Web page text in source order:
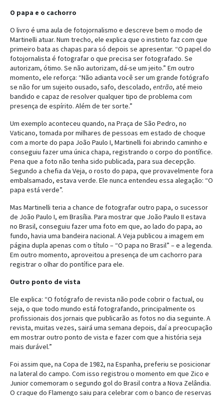
O papa e o cachorro
O livro é uma aula de fotojornalismo e descreve bem o modo de
Martinelli atuar. Num trecho, ele explica que o instinto faz com que
primeiro bata as chapas para só depois se apresentar. “O papel do
fotojornalista é fotografar o que precisa ser fotografado. Se
autorizam, ótimo. Se não autorizam, dá-se um jeito.” Em outro
momento, ele reforça: “Não adianta você ser um grande fotógrafo
se não for um sujeito ousado, safo, descolado, entrão, até meio
bandido e capaz de resolver qualquer tipo de problema com
presença de espírito. Além de ter sorte.”
Um exemplo aconteceu quando, na Praça de São Pedro, no
Vaticano, tomada por milhares de pessoas em estado de choque
com a morte do papa João Paulo I, Martinelli foi abrindo caminho e
conseguiu fazer uma única chapa, registrando o corpo do pontífice.
Pena que a foto não tenha sido publicada, para sua decepção.
Segundo a chefia da Veja, o rosto do papa, que provavelmente fora
embalsamado, estava verde. Ele nunca entendeu essa alegação: “O
papa está verde”.
Mas Martinelli teria a chance de fotografar outro papa, o sucessor
de João Paulo I, em Brasília. Para mostrar que João Paulo II estava
no Brasil, conseguiu fazer uma foto em que, ao lado do papa, ao
fundo, havia uma bandeira nacional. A Veja publicou a imagem em
página dupla apenas com o título – “O papa no Brasil” – e a legenda.
Em outro momento, aproveitou a presença de um cachorro para
registrar o olhar do pontífice para ele.
Outro ponto de vista
Ele explica: “O fotógrafo de revista não pode cobrir o factual, ou
seja, o que todo mundo está fotografando, principalmente os
profissionais dos jornais que publicarão as fotos no dia seguinte. A
revista, muitas vezes, sairá uma semana depois, daí a preocupação
em mostrar outro ponto de vista e fazer com que a história seja
mais durável.”
Foi assim que, na Copa de 1982, na Espanha, preferiu se posicionar
na lateral do campo. Com isso registrou o momento em que Zico e
Junior comemoram o segundo gol do Brasil contra a Nova Zelândia.
O craque do Flamengo saiu para celebrar com o banco de reservas